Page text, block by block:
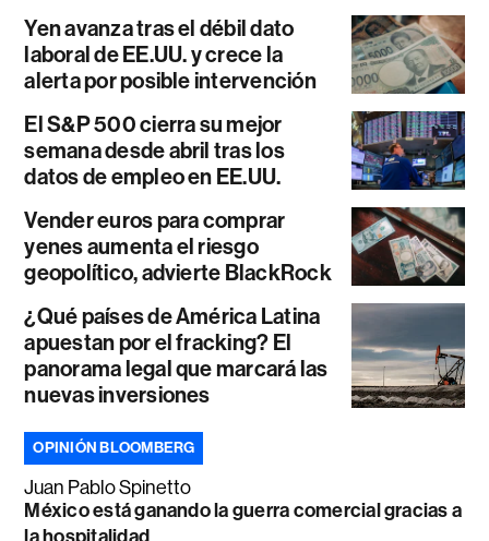
Yen avanza tras el débil dato
laboral de EE.UU. y crece la
alerta por posible intervención
El S&P 500 cierra su mejor
semana desde abril tras los
datos de empleo en EE.UU.
Vender euros para comprar
yenes aumenta el riesgo
geopolítico, advierte BlackRock
¿Qué países de América Latina
apuestan por el fracking? El
panorama legal que marcará las
nuevas inversiones
OPINIÓN BLOOMBERG
Juan Pablo Spinetto
México está ganando la guerra comercial gracias a